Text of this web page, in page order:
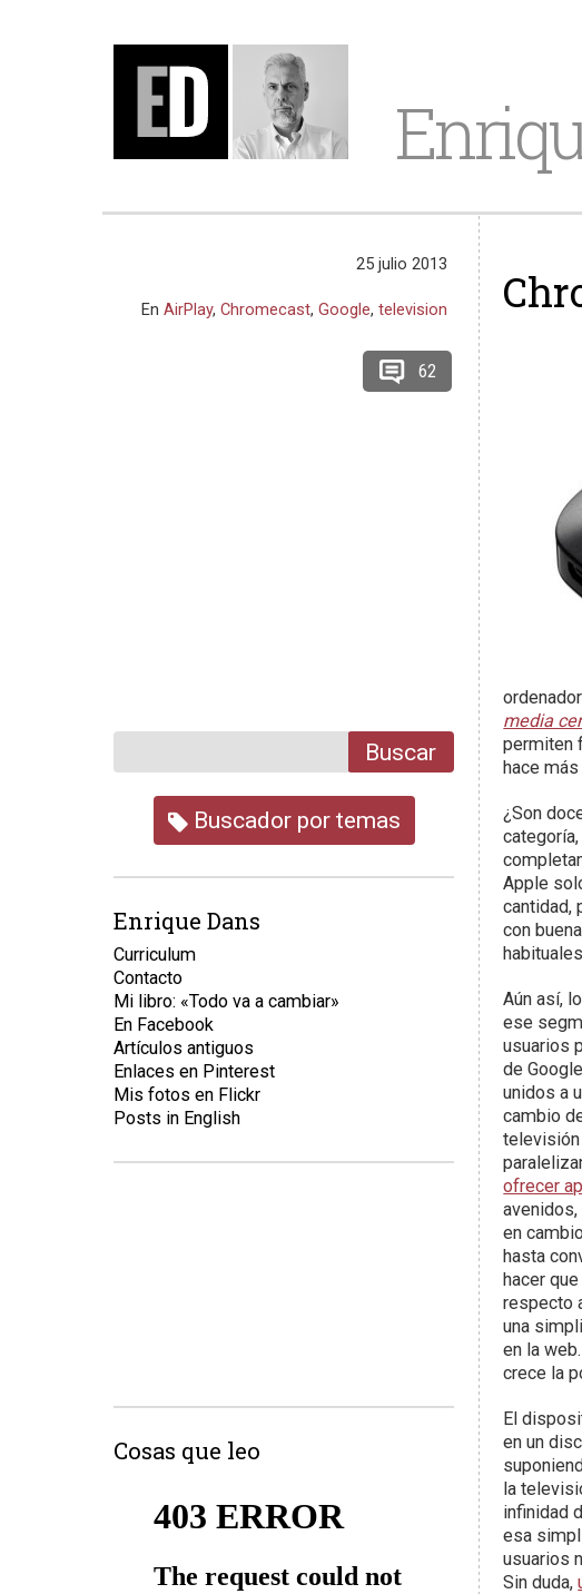
media
permiten
hace
¿Son
Apple
cantidad,
con
Aún así,
ese
usuarios
de
unidos a
cambio
televisión
ofrecer
en
hasta
hacer
respecto
una
en la
crece la
El
en un
la
infinidad
esa
usuarios
Sin duda,
25 julio 2013
EnAirPlay,Chromecast,Google,television
62
Buscar
Buscador por temas
Enrique Dans
Curriculum
Contacto
Mi libro: «Todo va a cambiar»
En Facebook
Artículos antiguos
Enlaces en Pinterest
Mis fotos en Flickr
Posts in English
Cosas que leo